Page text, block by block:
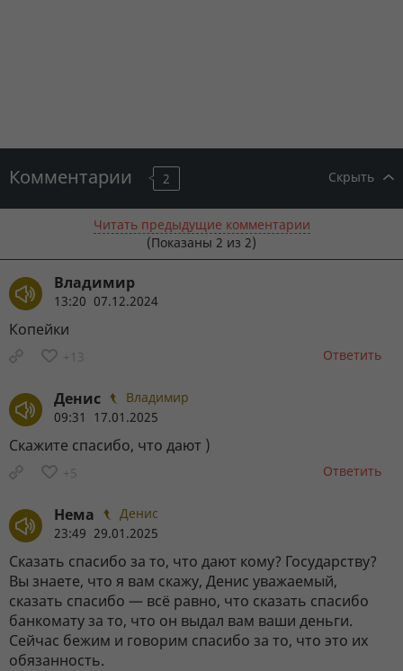
Комментарии 2 Скрыть
Читать предыдущие комментарии
(Показаны 2 из 2)
Владимир
13:20 07.12.2024
Копейки
+13 Ответить
Денис
Владимир
09:31 17.01.2025
Скажите спасибо, что дают )
+5 Ответить
Нема
Денис
23:49 29.01.2025
Сказать спасибо за то, что дают кому? Государству?
Вы знаете, что я вам скажу, Денис уважаемый,
сказать спасибо — всё равно, что сказать спасибо
банкомату за то, что он выдал вам ваши деньги.
Сейчас бежим и говорим спасибо за то, что это их
обязанность.